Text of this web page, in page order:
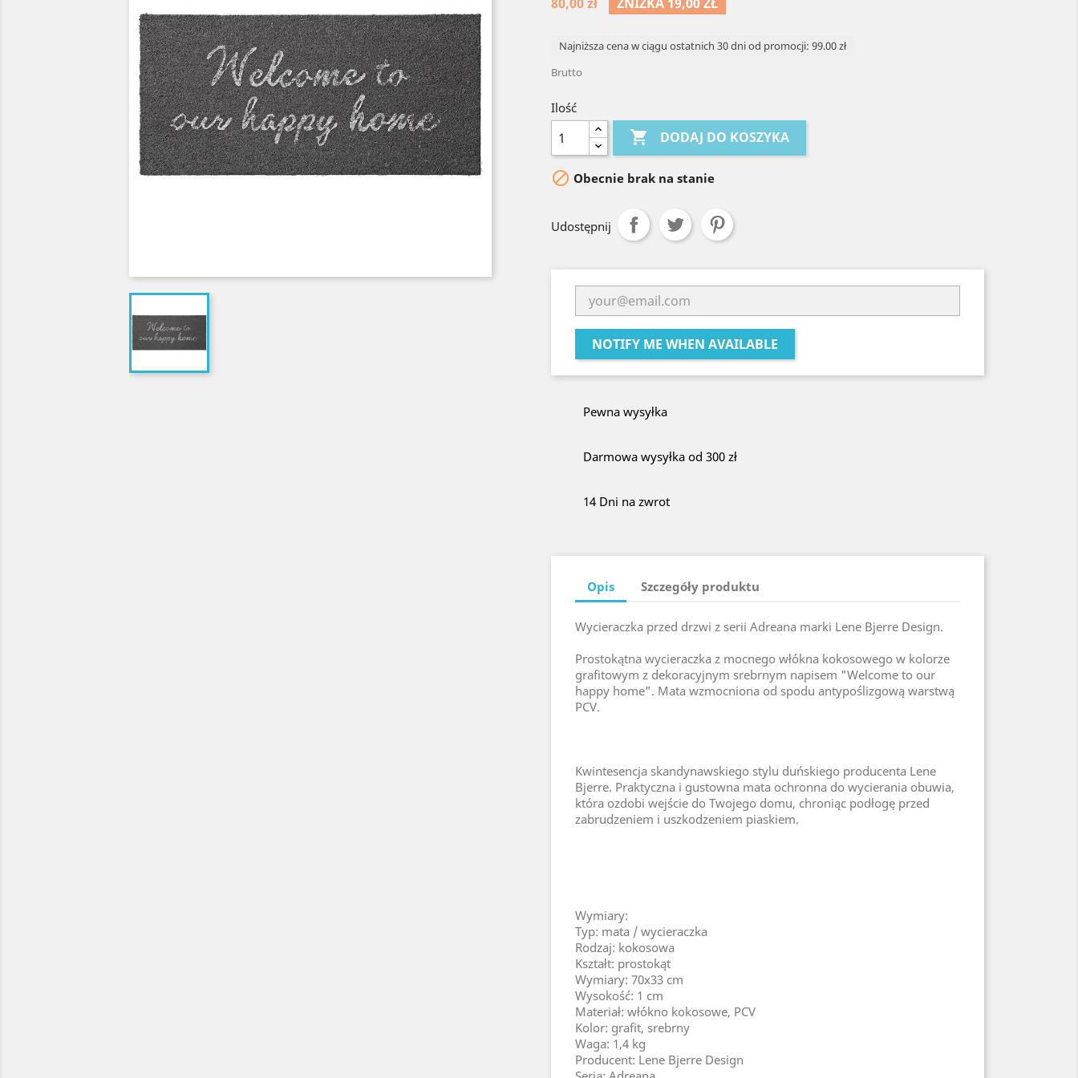
Najniższa cena w ciągu ostatnich 30 dni od promocji: 99.00 zł
Brutto
Ilość
 DODAJ DO KOSZYKA
 Obecnie brak na stanie
Udostępnij
NOTIFY ME WHEN AVAILABLE
Pewna wysyłka
Darmowa wysyłka od 300 zł
14 Dni na zwrot
Opis Szczegóły produktu
Wycieraczka przed drzwi z serii Adreana marki Lene Bjerre Design.
Prostokątna wycieraczka z mocnego włókna kokosowego w kolorze
grafitowym z dekoracyjnym srebrnym napisem "Welcome to our
happy home". Mata wzmocniona od spodu antypoślizgową warstwą
PCV.
Kwintesencja skandynawskiego stylu duńskiego producenta Lene
Bjerre. Praktyczna i gustowna mata ochronna do wycierania obuwia,
która ozdobi wejście do Twojego domu, chroniąc podłogę przed
zabrudzeniem i uszkodzeniem piaskiem.
Wymiary:
Typ: mata / wycieraczka
Rodzaj: kokosowa
Kształt: prostokąt
Wymiary: 70x33 cm
Wysokość: 1 cm
Materiał: włókno kokosowe, PCV
Kolor: grafit, srebrny
Waga: 1,4 kg
Producent: Lene Bjerre Design